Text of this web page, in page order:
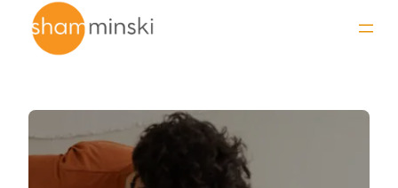
Zum
Inhalt